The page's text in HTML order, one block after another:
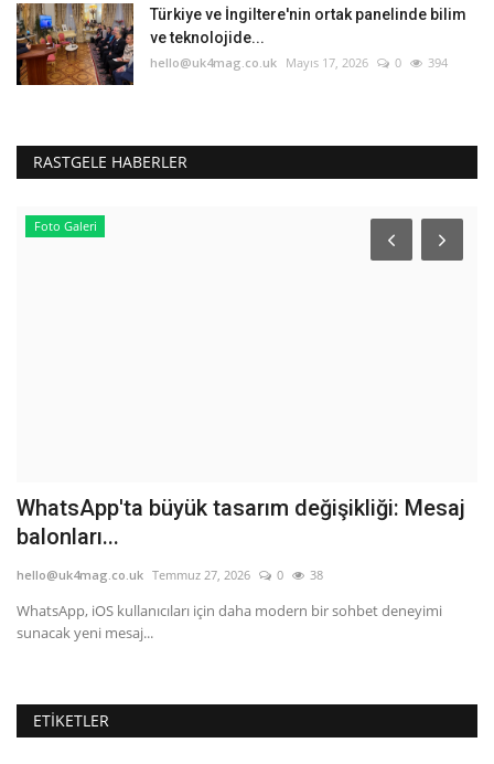
Türkiye ve İngiltere'nin ortak panelinde bilim
ve teknolojide...
hello@uk4mag.co.uk Mayıs 17, 2026 0 394
RASTGELE HABERLER
Foto Galeri
WhatsApp'ta büyük tasarım değişikliği: Mesaj
balonları...
hello@uk4mag.co.uk Temmuz 27, 2026 0 38
WhatsApp, iOS kullanıcıları için daha modern bir sohbet deneyimi
sunacak yeni mesaj...
ETIKETLER